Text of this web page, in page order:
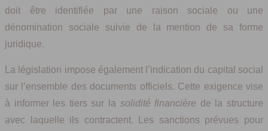
doit être identifiée par une raison sociale ou une
dénomination sociale suivie de la mention de sa forme
juridique.
La législation impose également l’indication du capital social
sur l’ensemble des documents officiels. Cette exigence vise
à informer les tiers sur la solidité financière de la structure
avec laquelle ils contractent. Les sanctions prévues pour